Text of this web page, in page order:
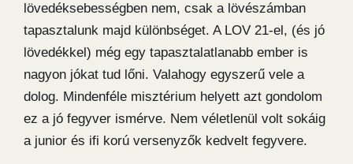
lövedéksebességben nem, csak a lövészámban
tapasztalunk majd különbséget. A LOV 21-el, (és jó
lövedékkel) még egy tapasztalatlanabb ember is
nagyon jókat tud lőni. Valahogy egyszerű vele a
dolog. Mindenféle misztérium helyett azt gondolom
ez a jó fegyver ismérve. Nem véletlenül volt sokáig
a junior és ifi korú versenyzők kedvelt fegyvere.